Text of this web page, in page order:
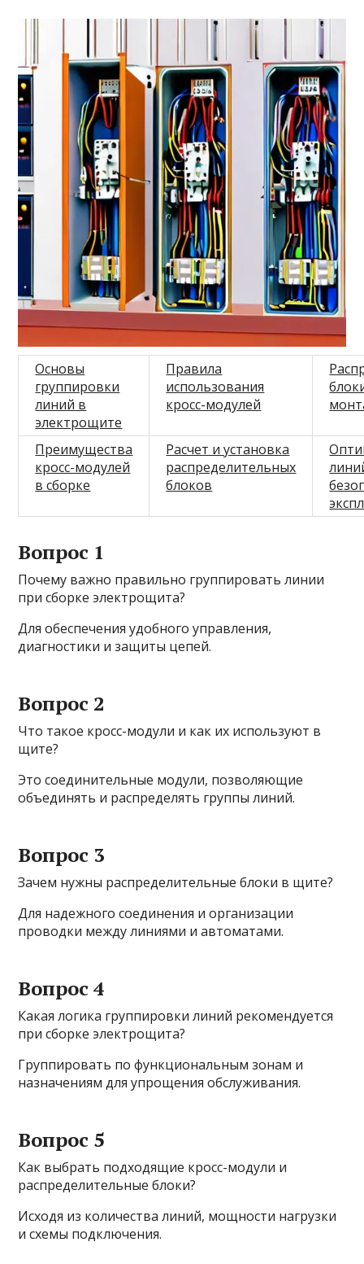
Основы
группировки
линий в
электрощите
Правила
использования
кросс-модулей
Преимущества
кросс-модулей
в сборке
Расчет и установка
распределительных
блоков
Вопрос 1
Почему важно правильно группировать линии
при сборке электрощита?
Для обеспечения удобного управления,
диагностики и защиты цепей.
Вопрос 2
Что такое кросс-модули и как их используют в
щите?
Это соединительные модули, позволяющие
объединять и распределять группы линий.
Вопрос 3
Зачем нужны распределительные блоки в щите?
Для надежного соединения и организации
проводки между линиями и автоматами.
Вопрос 4
Какая логика группировки линий рекомендуется
при сборке электрощита?
Группировать по функциональным зонам и
назначениям для упрощения обслуживания.
Вопрос 5
Как выбрать подходящие кросс-модули и
распределительные блоки?
Исходя из количества линий, мощности нагрузки
и схемы подключения.